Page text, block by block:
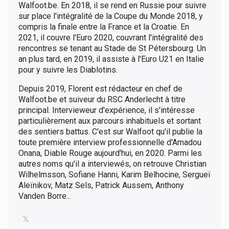
Walfoot.be. En 2018, il se rend en Russie pour suivre
sur place l'intégralité de la Coupe du Monde 2018, y
compris la finale entre la France et la Croatie. En
2021, il couvre l'Euro 2020, couvrant l'intégralité des
rencontres se tenant au Stade de St Pétersbourg. Un
an plus tard, en 2019, il assiste à l'Euro U21 en Italie
pour y suivre les Diablotins.
Depuis 2019, Florent est rédacteur en chef de
Walfoot.be et suiveur du RSC Anderlecht à titre
principal. Intervieweur d'expérience, il s'intéresse
particulièrement aux parcours inhabituels et sortant
des sentiers battus. C'est sur Walfoot qu'il publie la
toute première interview professionnelle d'Amadou
Onana, Diable Rouge aujourd'hui, en 2020. Parmi les
autres noms qu'il a interviewés, on retrouve Christian
Wilhelmsson, Sofiane Hanni, Karim Belhocine, Sergueï
Aleïnikov, Matz Sels, Patrick Aussem, Anthony
Vanden Borre...
𝕏